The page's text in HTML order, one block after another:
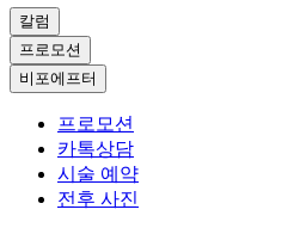
칼럼
프로모션
비포에프터
프로모션
카톡상담
시술 예약
전후 사진